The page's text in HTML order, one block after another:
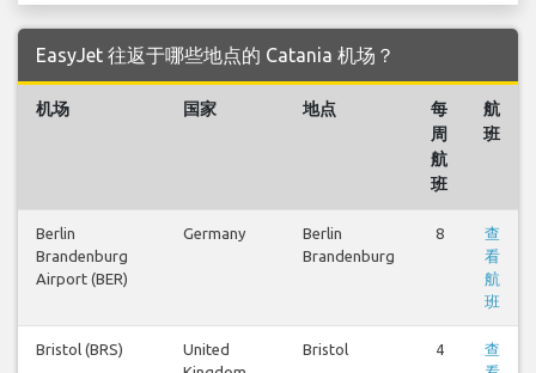
EasyJet 往返于哪些地点的 Catania 机场？
机场 国家 地点
每
周
航
班
航
班
Berlin
Brandenburg
Airport (BER)
Germany
Berlin
Brandenburg
8
查
看
航
班
Bristol (BRS)
United
Bristol 4
查